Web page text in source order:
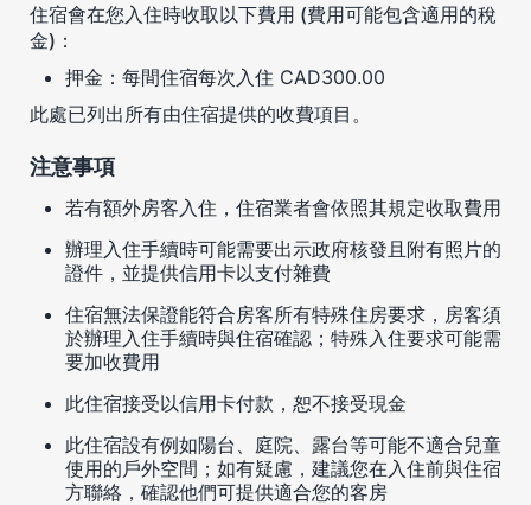
住宿會在您入住時收取以下費用 (費用可能包含適用的稅
金)：
押金：每間住宿每次入住 CAD300.00
此處已列出所有由住宿提供的收費項目。
注意事項
若有額外房客入住，住宿業者會依照其規定收取費用
辦理入住手續時可能需要出示政府核發且附有照片的
證件，並提供信用卡以支付雜費
住宿無法保證能符合房客所有特殊住房要求，房客須
於辦理入住手續時與住宿確認；特殊入住要求可能需
要加收費用
此住宿接受以信用卡付款，恕不接受現金
此住宿設有例如陽台、庭院、露台等可能不適合兒童
使用的戶外空間；如有疑慮，建議您在入住前與住宿
方聯絡，確認他們可提供適合您的客房